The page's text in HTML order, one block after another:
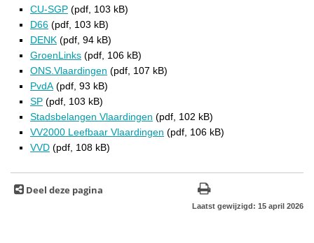
CU-SGP (pdf, 103 kB)
D66 (pdf, 103 kB)
DENK (pdf, 94 kB)
GroenLinks (pdf, 106 kB)
ONS.Vlaardingen (pdf, 107 kB)
PvdA (pdf, 93 kB)
SP (pdf, 103 kB)
Stadsbelangen Vlaardingen (pdf, 102 kB)
VV2000 Leefbaar Vlaardingen (pdf, 106 kB)
VVD (pdf, 108 kB)
Deel deze pagina
Laatst gewijzigd: 15 april 2026